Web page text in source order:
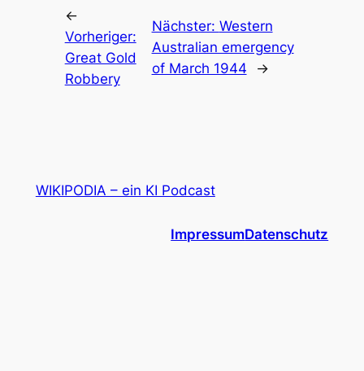
←
Vorheriger:
Great Gold
Robbery
Nächster: Western
Australian emergency
of March 1944
→
WIKIPODIA – ein KI Podcast
ImpressumDatenschutz